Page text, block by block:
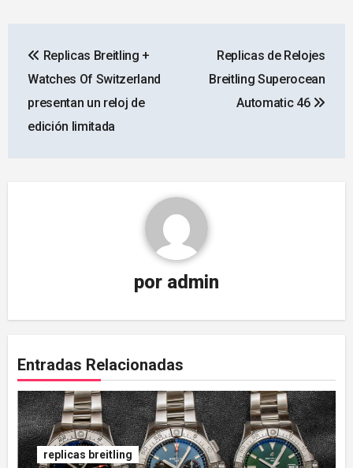
de
entradas
Replicas Breitling +
Watches Of Switzerland
presentan un reloj de
edición limitada
Replicas de Relojes
Breitling Superocean
Automatic 46
por admin
Entradas Relacionadas
replicas breitling